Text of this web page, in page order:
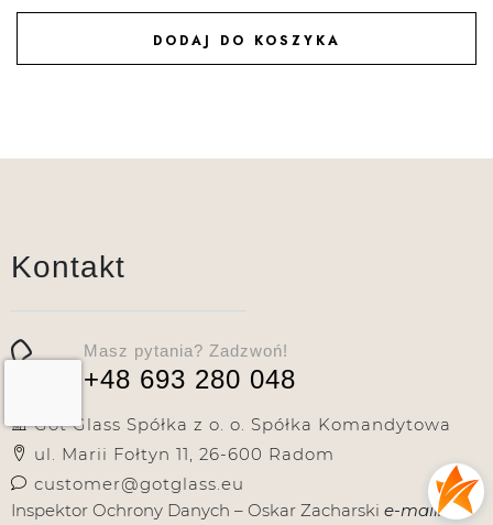
DODAJ DO KOSZYKA
DODAJ DO ULUBIONYCH
Kontakt
Masz pytania? Zadzwoń!
+48 693 280 048
Got Glass Spółka z o. o. Spółka Komandytowa
ul. Marii Fołtyn 11, 26-600 Radom
customer@gotglass.eu
Inspektor Ochrony Danych – Oskar Zacharski e-mail: